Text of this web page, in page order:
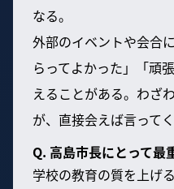
なる。
外部のイベントや会合
らってよかった」「頑
えることがある。わざ
が、直接会えば言って
Q. 高島市長にとって最
学校の教育の質を上げ